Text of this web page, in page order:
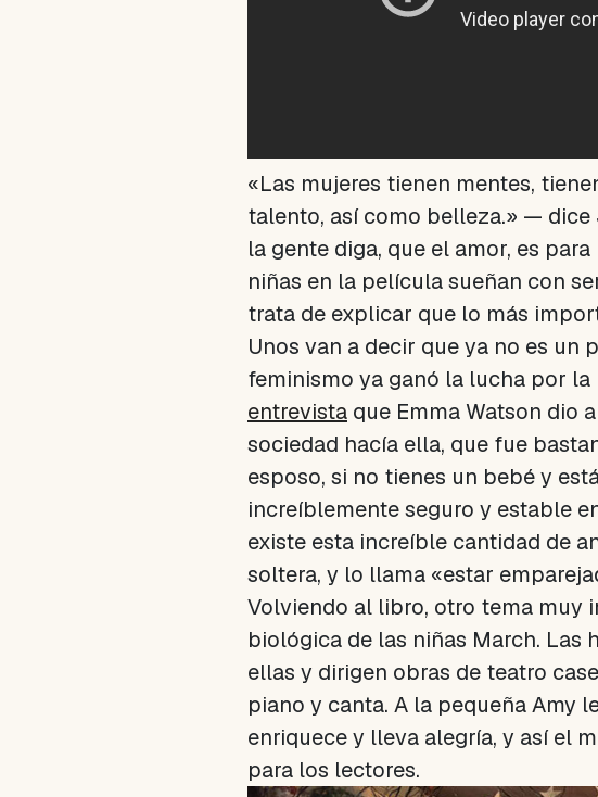
«Las mujeres tienen mentes,
talento, así como belleza.» —
la gente diga, que el amor, es
niñas en la película sueñan con
trata de explicar que lo más
Unos van a decir que ya no es un
feminismo ya ganó la lucha por
entrevista que Emma Watson dio
sociedad hacía ella, que fue
esposo, si no tienes un bebé y
increíblemente seguro y estable
existe esta increíble cantidad de
soltera, y lo llama «estar
Volviendo al libro, otro tema muy
biológica de las niñas March. Las
ellas y dirigen obras de teatro
piano y canta. A la pequeña Amy
enriquece y lleva alegría, y así el
para los lectores.